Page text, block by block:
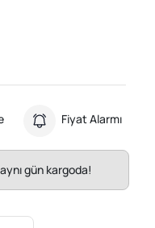
Fiyat Alarmı
gün kargoda!